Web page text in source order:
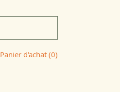
Panier d'achat (0)